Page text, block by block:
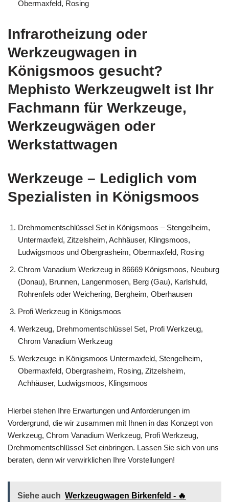
Obermaxfeld, Rosing
Infrarotheizung oder
Werkzeugwagen in
Königsmoos gesucht?
Mephisto Werkzeugwelt ist Ihr
Fachmann für Werkzeuge,
Werkzeugwägen oder
Werkstattwagen
Werkzeuge – Lediglich vom
Spezialisten in Königsmoos
Drehmomentschlüssel Set in Königsmoos – Stengelheim,
Untermaxfeld, Zitzelsheim, Achhäuser, Klingsmoos,
Ludwigsmoos und Obergrasheim, Obermaxfeld, Rosing
Chrom Vanadium Werkzeug in 86669 Königsmoos, Neuburg
(Donau), Brunnen, Langenmosen, Berg (Gau), Karlshuld,
Rohrenfels oder Weichering, Bergheim, Oberhausen
Profi Werkzeug in Königsmoos
Werkzeug, Drehmomentschlüssel Set, Profi Werkzeug,
Chrom Vanadium Werkzeug
Werkzeuge in Königsmoos Untermaxfeld, Stengelheim,
Obermaxfeld, Obergrasheim, Rosing, Zitzelsheim,
Achhäuser, Ludwigsmoos, Klingsmoos
Hierbei stehen Ihre Erwartungen und Anforderungen im
Vordergrund, die wir zusammen mit Ihnen in das Konzept von
Werkzeug, Chrom Vanadium Werkzeug, Profi Werkzeug,
Drehmomentschlüssel Set einbringen. Lassen Sie sich von uns
beraten, denn wir verwirklichen Ihre Vorstellungen!
Siehe auch Werkzeugwagen Birkenfeld - 🔥